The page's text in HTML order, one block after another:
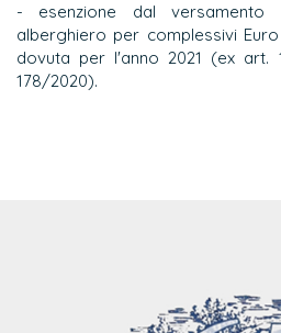
- esenzione dal versamento
alberghiero per complessivi
dovuta per l'anno 2021 (ex art.
178/2020).